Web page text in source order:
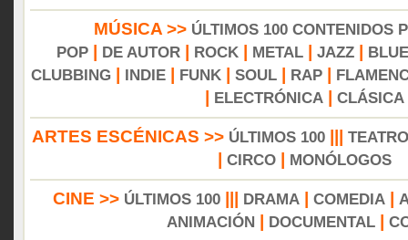
MÚSICA >> ÚLTIMOS 100 CONTENIDOS
POP
DE AUTOR ROCK METAL JAZZ
CLUBBING
INDIE FUNK SOUL RAP
ELECTRÓNICA CLÁSICA
ARTES ESCÉNICAS >> ÚLTIMOS 100||| TEATRO
CIRCO MONÓLOGOS
CINE >> ÚLTIMOS 100 DRAMA COMEDIA
ANIMACIÓN
DOCUMENTAL|